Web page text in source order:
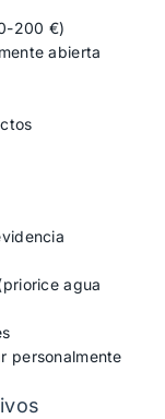
200 €)
abierta
agua
personalmente